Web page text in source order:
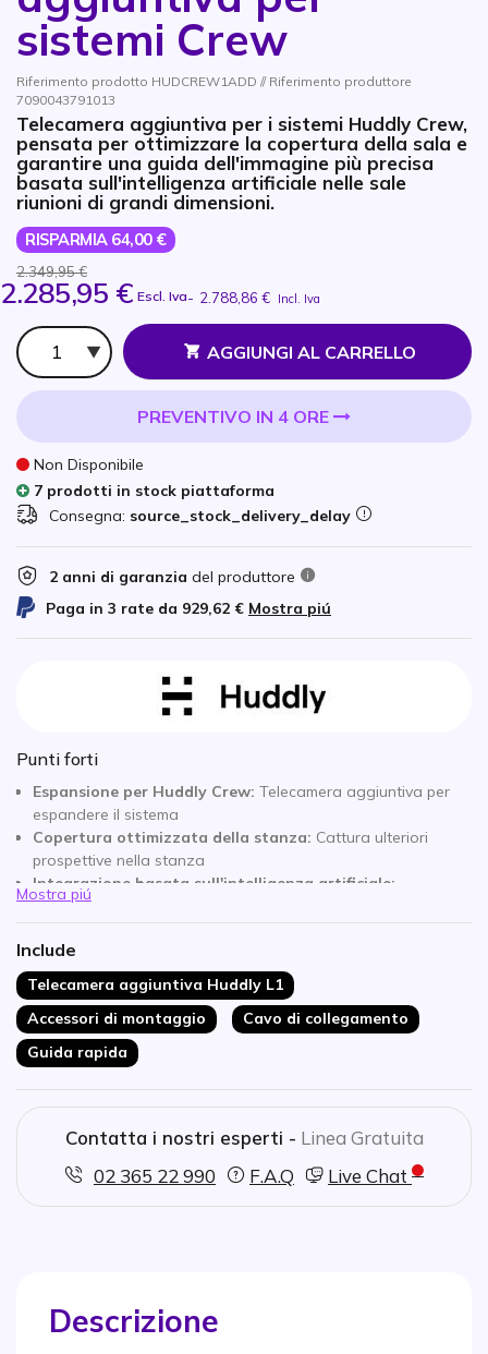
sistemi Crew
Riferimento prodotto HUDCREW1ADD // Riferimento produttore
7090043791013
Telecamera aggiuntiva per i sistemi Huddly Crew,
pensata per ottimizzare la copertura della sala e
garantire una guida dell'immagine più precisa
basata sull'intelligenza artificiale nelle sale
riunioni di grandi dimensioni.
RISPARMIA 64,00 €
2.349,95 €
2.285,95 € Escl. Iva- 2.788,86 € Incl. Iva
Qtà
AGGIUNGI AL CARRELLO
PREVENTIVO IN 4 ORE
Non Disponibile
7 prodotti in stock piattaforma
Consegna: source_stock_delivery_delay
2 anni di garanzia del produttore
Paga in 3 rate da 929,62 € Mostra piú
Punti forti
Espansione per Huddly Crew: Telecamera aggiuntiva per
espandere il sistema
Copertura ottimizzata della stanza: Cattura ulteriori
prospettive nella stanza
Integrazione basata sull'intelligenza artificiale:
Collaborazione senza soluzione di continuità con il sistema
Crew
Inquadratura precisa:
composizione dell'immagine migliorati
Installazione flessibile:Facile posizionamento nella stanza
Per ambienti di grandi dimensioni:Ideale per contesti di
riunione complessi
Mostra piú
Include
Telecamera aggiuntiva Huddly L1
Accessori di montaggio
Cavo di collegamento
Guida rapida
Contatta i nostri esperti - Linea Gratuita
02 365 22 990
F.A.Q Live Chat
Descrizione